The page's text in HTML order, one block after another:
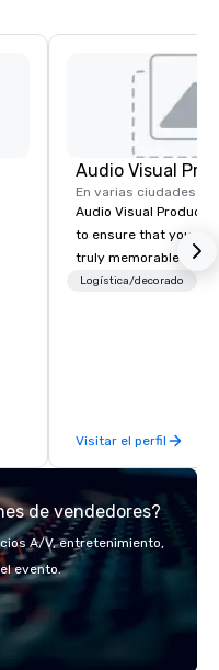
Audio Visual
En varias ciudades
Audio Visual
to ensure that your
truly memorable
Logística/decorado
Visitar el perfil
de vendedores?
A/V, entretenimiento,
evento.